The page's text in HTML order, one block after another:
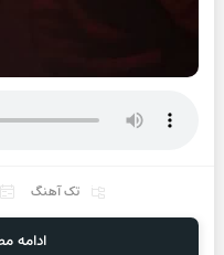
تک آهنگ
ادامه